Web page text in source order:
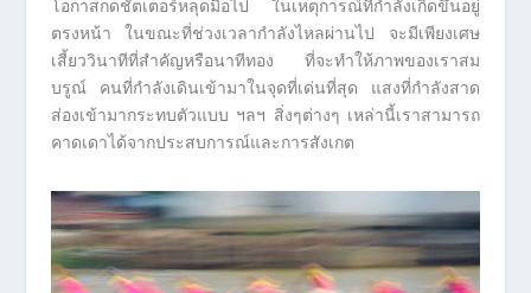
โอกาสกดชัตเตอร์หลุดมือไป ในเหตุการณ์ที่กำลังเกิดขึ้นอยู่
ตรงหน้า ในขณะที่ช่วงเวลากำลังไหลผ่านไป จะมีเพียงเศษ
เสี้ยววินาทีที่สำคัญหรือนาทีทอง ที่จะทำให้ภาพของเราสม
บรูณ์ คนที่กำลังเดินเข้ามาในจุดที่เด่นที่สุด แสงที่กำลังสาด
ส่องเข้ามากระทบตัวแบบ ฯลฯ สิ่งๆต่างๆ เหล่านี้เราสามารถ
คาดเดาได้จากประสบการณ์และการสังเกต